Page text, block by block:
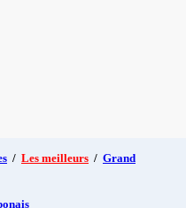
/ Les meilleurs / Grand